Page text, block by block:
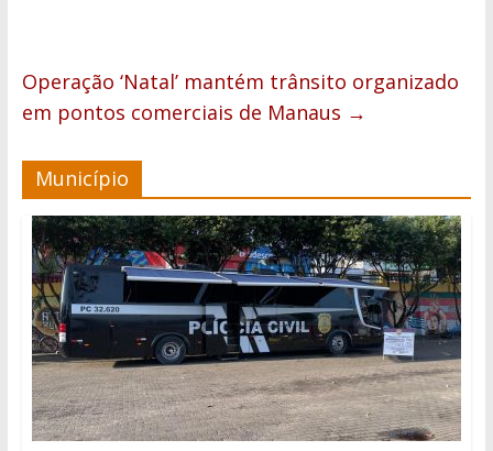
Operação ‘Natal’ mantém trânsito organizado
em pontos comerciais de Manaus →
Município